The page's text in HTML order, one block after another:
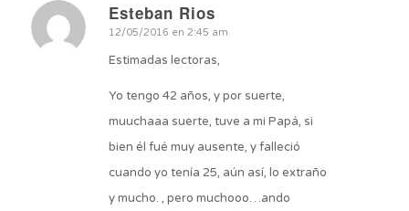
Esteban Rios
Dice:
12/05/2016 en 2:45 am
Estimadas lectoras,
Yo tengo 42 años, y por suerte,
muuchaaa suerte, tuve a mi Papá, si
bien él fué muy ausente, y falleció
cuando yo tenía 25, aún así, lo extraño
y mucho. , pero muchooo…ando